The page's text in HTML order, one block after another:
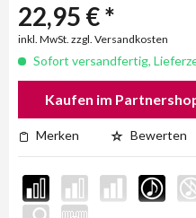
22,95 € *
inkl. MwSt. zzgl. Versandkosten
Sofort versandfertig,
Kaufen im
Merken Bewerten